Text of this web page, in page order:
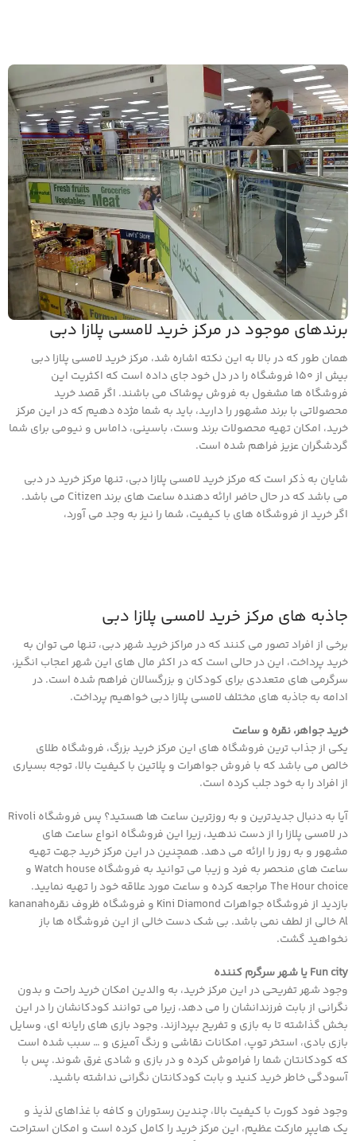
برندهای موجود در مرکز خرید لامسی پلازا دبی
همان طور که در بالا به این نکته اشاره شد، مرکز خرید لامسی پلازا دبی
بیش از 150 فروشگاه را در دل خود جای داده است که اکثریت این
فروشگاه ها مشغول به فروش پوشاک می باشند. اگر قصد خرید
محصولاتی با برند مشهور را دارید، باید به شما مژده دهیم که در این مرکز
خرید، امکان تهیه محصولات برند وست، باسینی، داماس و نیومی برای شما
گردشگران عزیز فراهم شده است.
شایان به ذکر است که مرکز خرید لامسی پلازا دبی، تنها مرکز خرید در دبی
می باشد که در حال حاضر ارائه دهنده ساعت های برند Citizen می باشد.
اگر خرید از فروشگاه های با کیفیت، شما را نیز به وجد می آورد،
جاذبه های مرکز خرید لامسی پلازا دبی
برخی از افراد تصور می کنند که در مراکز خرید شهر دبی، تنها می توان به
خرید پرداخت، این در حالی است که در اکثر مال های این شهر اعجاب انگیز،
سرگرمی های متعددی برای کودکان و بزرگسالان فراهم شده است. در
ادامه به جاذبه های مختلف لامسی پلازا دبی خواهیم پرداخت.
خرید جواهر، نقره و ساعت
یکی از جذاب ترین فروشگاه های این مرکز خرید بزرگ، فروشگاه طلای
خالص می باشد که با فروش جواهرات و پلاتین با کیفیت بالا، توجه بسیاری
از افراد را به خود جلب کرده است.
آیا به دنبال جدیدترین و به روزترین ساعت ها هستید؟ پس فروشگاه Rivoli
در لامسی پلازا را از دست ندهید، زیرا این فروشگاه انواع ساعت های
مشهور و به روز را ارائه می دهد. همچنین در این مرکز خرید جهت تهیه
ساعت های منحصر به فرد و زیبا می توانید به فروشگاه Watch house و
The Hour choice مراجعه کرده و ساعت مورد علاقه خود را تهیه نمایید.
بازدید از فروشگاه جواهرات Kini Diamond و فروشگاه ظروف نقرهkananah
Al خالی از لطف نمی باشد. بی شک دست خالی از این فروشگاه ها باز
نخواهید گشت.
Fun city یا شهر سرگرم کننده
وجود شهر تفریحی در این مرکز خرید، به والدین امکان خرید راحت و بدون
نگرانی از بابت فرزندانشان را می دهد، زیرا می توانند کودکانشان را در این
بخش گذاشته تا به بازی و تفریح بپردازند. وجود بازی های رایانه ای، وسایل
بازی بادی، استخر توپ، امکانات نقاشی و رنگ آمیزی و … سبب شده است
که کودکانتان شما را فراموش کرده و در بازی و شادی غرق شوند. پس با
آسودگی خاطر خرید کنید و بابت کودکانتان نگرانی نداشته باشید.
وجود فود کورت با کیفیت بالا، چندین رستوران و کافه با غذاهای لذیذ و
یک هایپر مارکت عظیم، این مرکز خرید را کامل کرده است و امکان استراحت